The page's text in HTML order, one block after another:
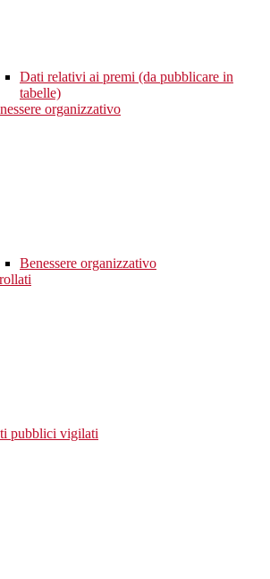
Dati relativi ai premi (da pubblicare in
tabelle)
organizzativo
Benessere organizzativo
pubblici vigilati